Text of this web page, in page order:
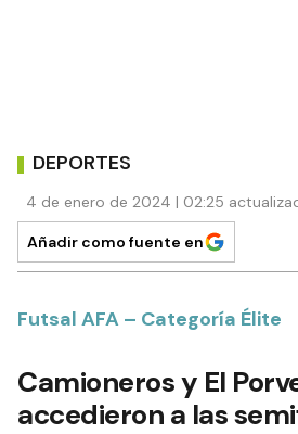
DEPORTES
4 de enero de 2024 | 02:25
Añadir como fuente en
Futsal AFA – Categoría Élite
Camioneros y El
accedieron a las